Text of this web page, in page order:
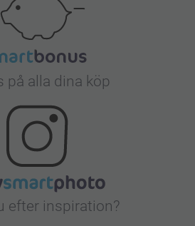
på alla dina köp
efter inspiration?